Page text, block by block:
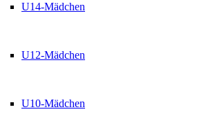
U14-Mädchen
U12-Mädchen
U10-Mädchen